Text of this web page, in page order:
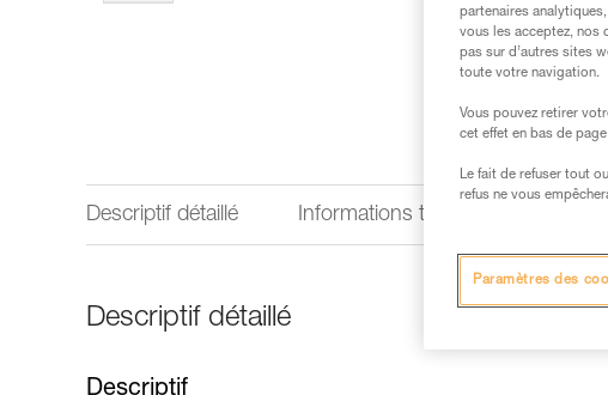
Descriptif détaillé Informations techniques
Descriptif détaillé
Descriptif
partenaires
vous les acceptez, nos
pas sur d’autres sites
toute votre navigation.
Vous pouvez retirer
cet effet en bas de
Le fait de refuser tout
refus ne vous
Paramètres des